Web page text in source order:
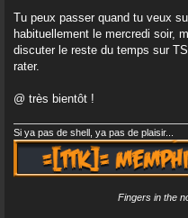
Tu peux passer quand tu veux
habituellement le mercredi soir,
discuter le reste du temps sur
rater.
@ très bientôt !
Si ya pas de shell, ya pas de plaisir...
Fingers in the